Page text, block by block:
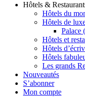
Hôtels &
Hôtels du
Hôtels de
Palace
Hôtels et
Hôtels
Hôtels
Les grands
Nouveautés
S’abonner
Mon compte